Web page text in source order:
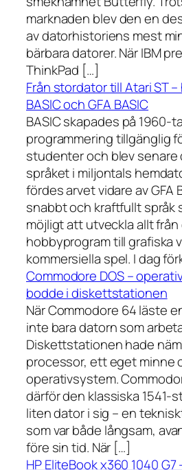
marknaden blev den en
av datorhistoriens mest
bärbara datorer. När IBM
ThinkPad […]
Från stordator till Atari ST
BASIC och GFA BASIC
BASIC skapades på 1960-
programmering tillgänglig
studenter och blev senare
språket i miljontals
fördes arvet vidare av GFA
snabbt och kraftfullt språk
möjligt att utveckla allt från
hobbyprogram till grafiska
kommersiella spel. I dag
Commodore DOS –
bodde i diskettstationen
När Commodore 64 läste
inte bara datorn som
Diskettstationen hade
processor, ett eget minne
operativsystem.
därför den klassiska 1541-
liten dator i sig – en
som var både långsam,
före sin tid. När […]
HP EliteBook x360 1040 G7